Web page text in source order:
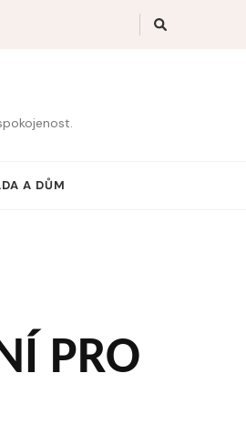
A DŮM
PRO